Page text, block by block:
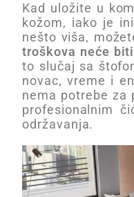
Kad uložite u
kožom, iako je
nešto viša,
troškova neće biti
to slučaj sa
novac, vreme i
nema potrebe za
profesionalnim
održavanja.